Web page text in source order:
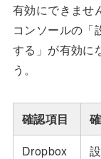
有効にできませ
コンソールの
する」が有効に
う。
確認項目
Dropbox